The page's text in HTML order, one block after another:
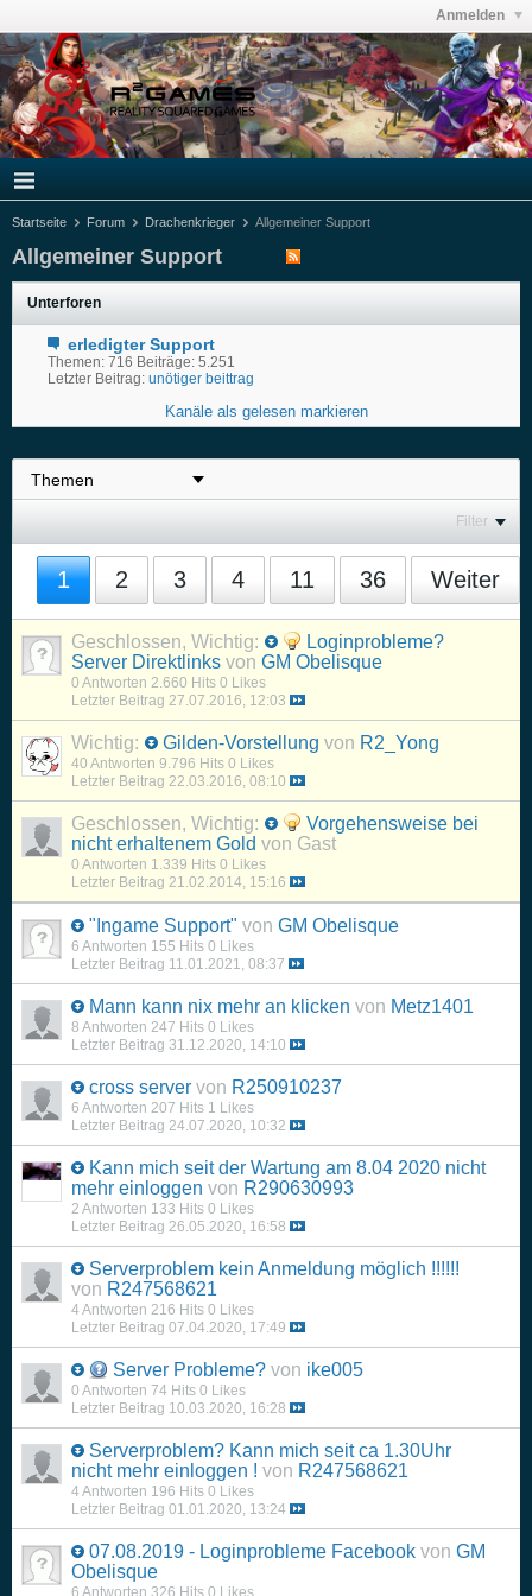
Anmelden
Startseite Forum Drachenkrieger Allgemeiner Support
Allgemeiner Support
Unterforen
erledigter Support
Themen: 716 Beiträge: 5.251
Letzter Beitrag: unötiger beittrag
Kanäle als gelesen markieren
Filter
1 2 3 4 11 36 Weiter
Geschlossen, Wichtig:
Loginprobleme?
Server Direktlinks von GM Obelisque
0 Antworten 2.660 Hits 0 Likes
Letzter Beitrag 27.07.2016, 12:03
Wichtig: Gilden-Vorstellung von R2_Yong
40 Antworten 9.796 Hits 0 Likes
Letzter Beitrag 22.03.2016, 08:10
Geschlossen, Wichtig:
Vorgehensweise bei
nicht erhaltenem Gold von Gast
0 Antworten 1.339 Hits 0 Likes
Letzter Beitrag 21.02.2014, 15:16
"Ingame Support" von GM Obelisque
6 Antworten 155 Hits 0 Likes
Letzter Beitrag 11.01.2021, 08:37
Mann kann nix mehr an klicken von Metz1401
8 Antworten 247 Hits 0 Likes
Letzter Beitrag 31.12.2020, 14:10
cross server von R250910237
6 Antworten 207 Hits 1 Likes
Letzter Beitrag 24.07.2020, 10:32
Kann mich seit der Wartung am 8.04 2020 nicht
mehr einloggen von R290630993
2 Antworten 133 Hits 0 Likes
Letzter Beitrag 26.05.2020, 16:58
Serverproblem kein Anmeldung möglich !!!!!!
von R247568621
4 Antworten 216 Hits 0 Likes
Letzter Beitrag 07.04.2020, 17:49
Server Probleme? von ike005
0 Antworten 74 Hits 0 Likes
Letzter Beitrag 10.03.2020, 16:28
Serverproblem? Kann mich seit ca 1.30Uhr
nicht mehr einloggen ! von R247568621
4 Antworten 196 Hits 0 Likes
Letzter Beitrag 01.01.2020, 13:24
07.08.2019 - Loginprobleme Facebook von GM
Obelisque
6 Antworten 326 Hits 0 Likes